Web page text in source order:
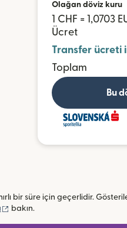
Olağan döviz kuru
1 CHF = 1,0703
Ücret
Transfer ücreti
Toplam
Bu
bir süre için geçerlidir.
(yeni pencerede açılır)
bakın.